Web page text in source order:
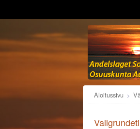
Aloitussivu